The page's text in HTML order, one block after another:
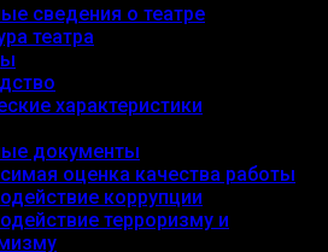
сведения о театре
театра
характеристики
документы
оценка качества работы
коррупции
терроризму и